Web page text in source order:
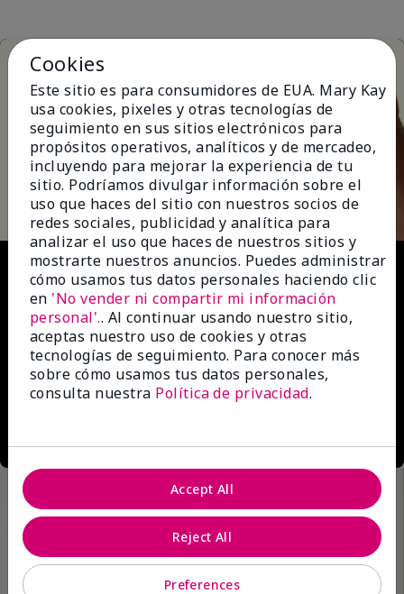
Play
Video
Cookies
Este sitio es para consumidores de EUA. Mary Kay
usa cookies, pixeles y otras tecnologías de
seguimiento en sus sitios electrónicos para
propósitos operativos, analíticos y de mercadeo,
incluyendo para mejorar la experiencia de tu
sitio. Podríamos divulgar información sobre el
uso que haces del sitio con nuestros socios de
redes sociales, publicidad y analítica para
analizar el uso que haces de nuestros sitios y
mostrarte nuestros anuncios. Puedes administrar
cómo usamos tus datos personales haciendo clic
en 'No vender ni compartir mi información
personal'.. Al continuar usando nuestro sitio,
aceptas nuestro uso de cookies y otras
tecnologías de seguimiento. Para conocer más
sobre cómo usamos tus datos personales,
consulta nuestra Política de privacidad.
Preferences
Reject All
Accept All